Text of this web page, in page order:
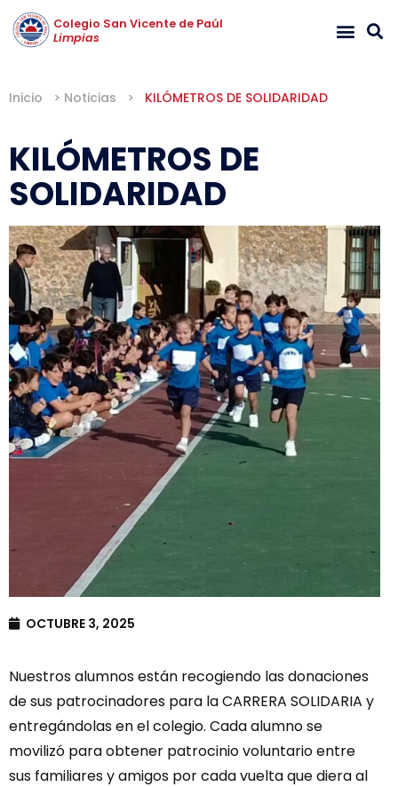
Colegio San Vicente de Paúl
Limpias
Inicio > Noticias > KILÓMETROS DE SOLIDARIDAD
KILÓMETROS DE
SOLIDARIDAD
OCTUBRE 3, 2025
Nuestros alumnos están recogiendo las donaciones
de sus patrocinadores para la CARRERA SOLIDARIA y
entregándolas en el colegio. Cada alumno se
movilizó para obtener patrocinio voluntario entre
sus familiares y amigos por cada vuelta que diera al